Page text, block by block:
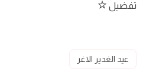
تفضيل
عيد الغدير الاغر